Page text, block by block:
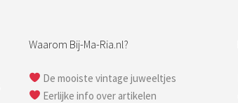
Waarom Bij-Ma-Ria.nl?
De mooiste vintage juweeltjes
Eerlijke info over artikelen